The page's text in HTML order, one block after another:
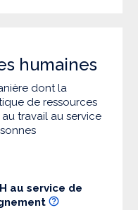
humaines
dont la
de ressources
travail au service
au service de